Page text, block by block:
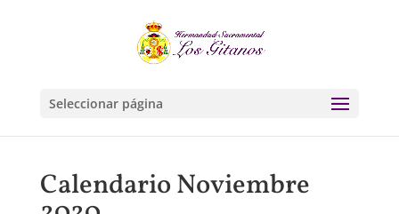
Seleccionar página
Calendario Noviembre